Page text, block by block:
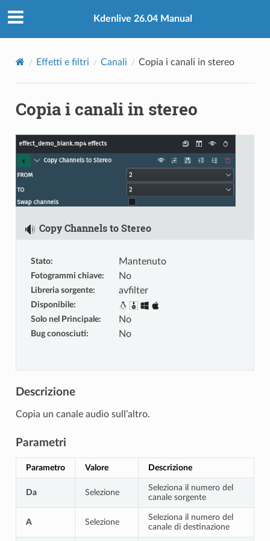
Kdenlive 26.04 Manual
Effetti e filtri Canali Copia i canali in stereo
Copia i canali in stereo
Copy Channels to Stereo
Stato: Mantenuto
Fotogrammi chiave: No
Libreria sorgente: avfilter
Disponibile:
Solo nel Principale: No
Bug conosciuti: No
Descrizione
Copia un canale audio sull’altro.
Parametri
Parametro Valore Descrizione
Da Selezione
Seleziona il numero del
canale sorgente
A Selezione
Seleziona il numero del
canale di destinazione